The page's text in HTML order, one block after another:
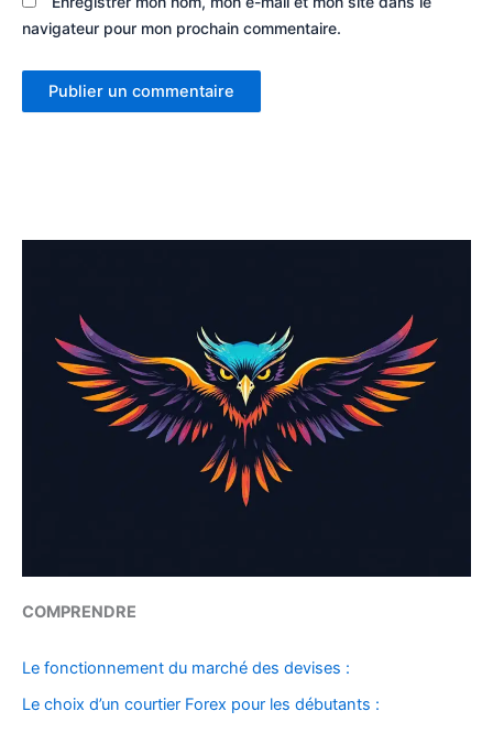
navigateur pour mon prochain commentaire.
COMPRENDRE
Le fonctionnement du marché des devises :
Le choix d’un courtier Forex pour les débutants :